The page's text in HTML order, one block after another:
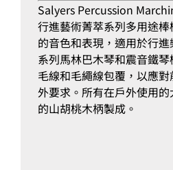
Salyers Percussion
行進藝術菁萃系列多用途
的音色和表現，適用於行
系列馬林巴木琴和震音鐵
毛線和毛繩線包覆，以應
外要求。所有在戶外使用
的山胡桃木柄製成。